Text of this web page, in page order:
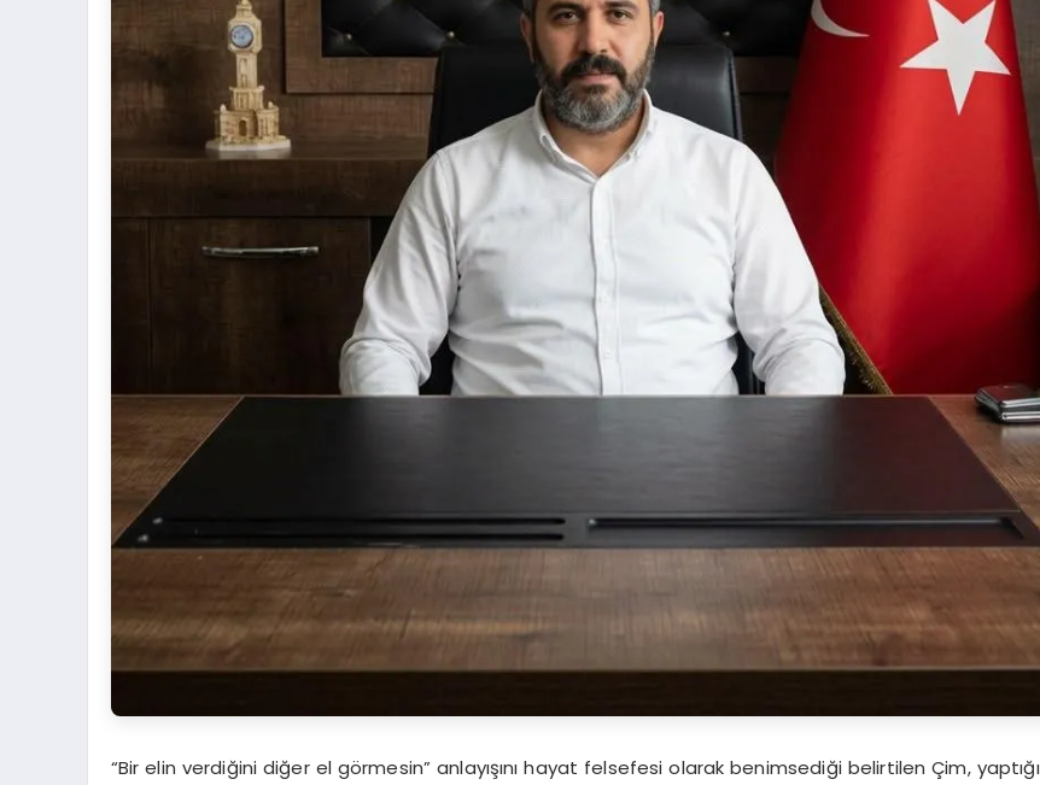
“Bir elin verdiğini diğer el görmesin” anlayışını hayat felsefesi olarak benimsediği belirtilen Çim, yaptığı